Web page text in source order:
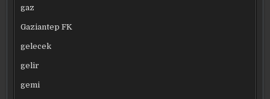
gaz
Gaziantep FK
gelecek
gelir
gemi